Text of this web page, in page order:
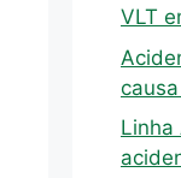
VLT
Linha